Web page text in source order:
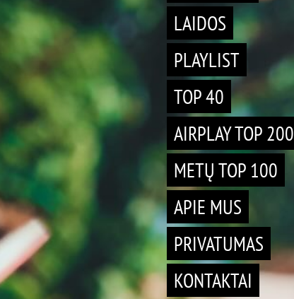
LAIDOS
PLAYLIST
TOP 40
AIRPLAY TOP 200
METŲ TOP 100
APIE MUS
PRIVATUMAS
KONTAKTAI